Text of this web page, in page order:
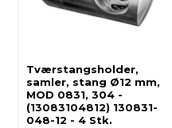
Tværstangsholder,
samler, stang Ø12 mm,
MOD 0831, 304 -
(13083104812) 130831-
048-12 - 4 Stk.